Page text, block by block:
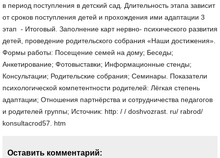
в период поступления в детский сад. Длительность этапа зависит
от сроков поступления детей и прохождения ими адаптации 3
этап - Итоговый. Заполнение карт нервно- психического развития
детей, проведение родительского собрания «Наши достижения».
Формы работы: Посещение семей на дому; Беседы;
Анкетирование; Фотовыставки; Информационные стенды;
Консультации; Родительские собрания; Семинары. Показатели
психологической компетентности родителей: Лёгкая степень
адаптации; Отношения партнёрства и сотрудничества педагогов
и родителей группы; Источник: http: / / doshvozrast. ru/ rabrod/
konsultacrod57. htm
Оставить комментарий: